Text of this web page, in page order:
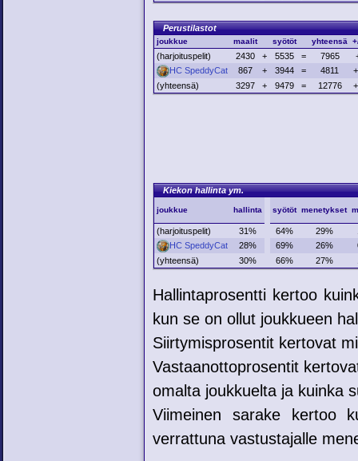
Perustilastot
joukkue maalit syötöt yhteensä
(harjoituspelit) 2430 + 5535 = 7965
HC SpeddyCat
867 + 3944 = 4811
(yhteensä)
3297 + 9479 = 12776
Kiekon hallinta ym.
joukkue hallinta syötöt menetykset
(harjoituspelit) 31% 64% 29%
HC SpeddyCat
28% 69% 26%
(yhteensä)
30% 66% 27%
Hallintaprosentti kertoo
kun se on ollut joukkueen
Siirtymisprosentit kertovat
Vastaanottoprosentit
omalta joukkuelta ja kuinka
Viimeinen sarake kertoo
verrattuna vastustajalle